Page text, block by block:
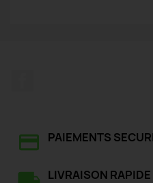
PAIEMENTS
LIVRAISON